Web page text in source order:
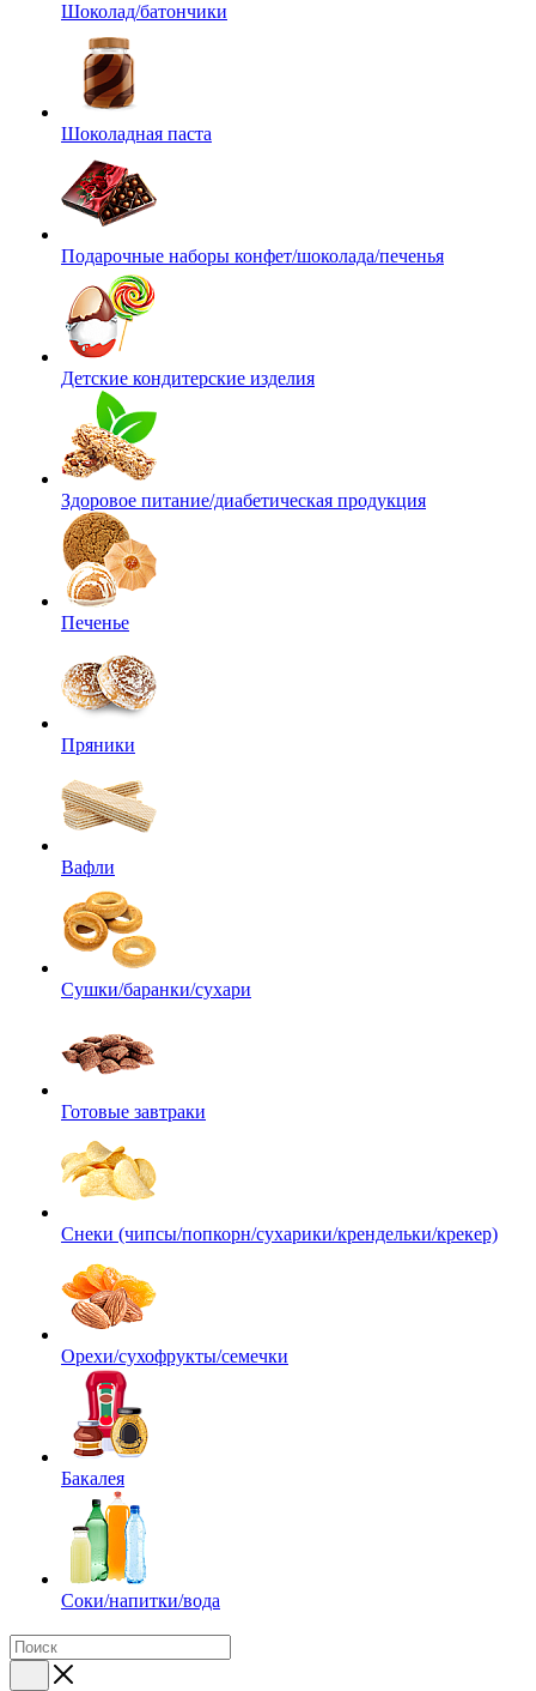
Шоколад/батончики
Шоколадная паста
Подарочные наборы конфет/шоколада/печенья
Детские кондитерские изделия
Здоровое питание/диабетическая продукция
Печенье
Пряники
Вафли
Сушки/баранки/сухари
Готовые завтраки
Снеки (чипсы/попкорн/сухарики/крендельки/крекер)
Орехи/сухофрукты/семечки
Бакалея
Соки/напитки/вода